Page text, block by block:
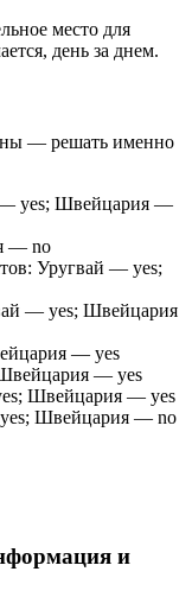
место для
день за днем.
— решать именно
— yes; Швейцария —
— no
Уругвай — yes;
— yes; Швейцария
— yes
— yes
Швейцария — yes
Швейцария — no
и